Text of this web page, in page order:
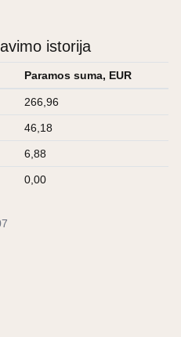
istorija
Paramos suma, EUR
266,96
46,18
6,88
0,00